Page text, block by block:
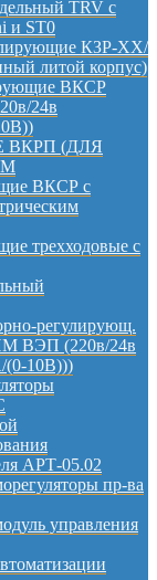
TRV с
и ST0
КЗР-ХХ/
литой корпус)
ВКСР
24в
(ДЛЯ
ВКСР с
трехходовые с
регулирующ.
ВЭП (220в/24в
(0-10В)))
АРТ-05.02
пр-ва
управления